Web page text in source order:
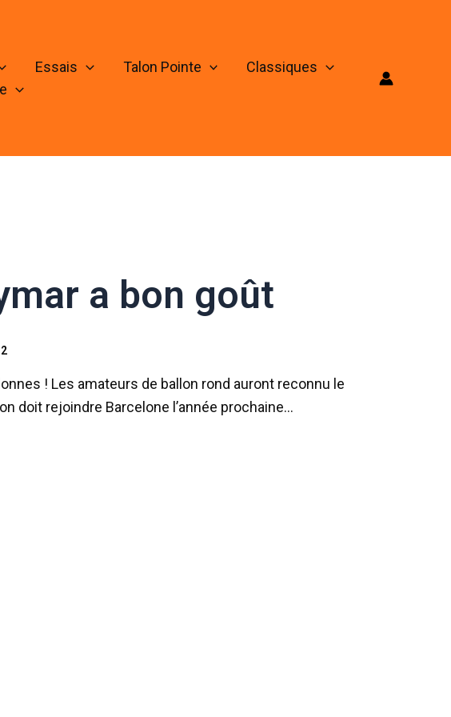
Essais Talon Pointe
Classiques
a bon goût
! Les amateurs de ballon rond auront reconnu le
doit rejoindre Barcelone l’année prochaine…